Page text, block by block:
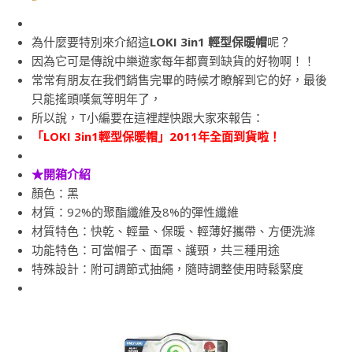
為什麼要特別來介紹這LOKI 3in1 輕型保暖帽呢？
因為它可是傳說中樂遊家每年都賣到缺貨的好物啊！！
常常有朋友在我們銷售完畢的時候才瞭解到它的好，最後
只能搖頭嘆氣等明年了，
所以說，T小編要在這裡趕快跟大家來報告：
「LOKI 3in1輕型保暖帽」2011年全面到貨啦！
★開箱介紹
顏色：黑
材質：92%的聚酯纖維及8%的彈性纖維
材質特色：快乾、輕量、保暖、輕薄好攜帶、方便洗滌
功能特色：可當帽子、面罩、護頸，共三種用途
特殊設計：附可調節式抽繩，隨時調整使用時鬆緊度